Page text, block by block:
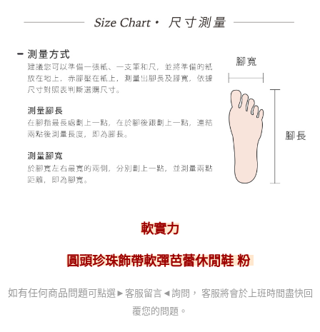
軟實力
圓頭珍珠飾帶軟彈芭蕾休閒鞋 粉
如有任何商品問題可點選►客服留言◄詢問， 客服將會於上班時間盡快回
覆您的問題。